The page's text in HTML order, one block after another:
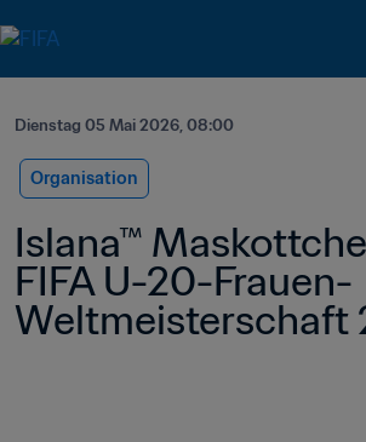
Dienstag 05 Mai 2026, 08:00
Organisation
Islana™
FIFA U-20-Frauen-
Weltmeisterschaft